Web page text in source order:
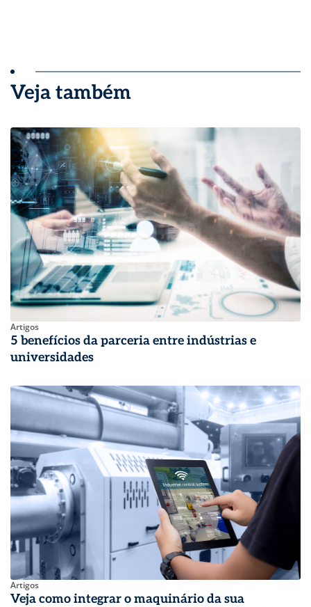
Veja também
Artigos
5 benefícios da parceria entre indústrias e
universidades
Artigos
Veja como integrar o maquinário da sua